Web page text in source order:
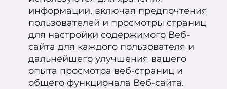
информации, включая предпочтения
пользователей и просмотры страниц
для настройки содержимого Веб-
сайта для каждого пользователя и
дальнейшего улучшения вашего
опыта просмотра веб-страниц и
общего функционала Веб-сайта.